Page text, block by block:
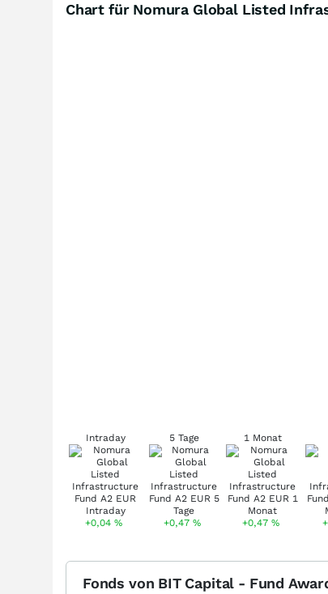
Chart für Nomura Global Listed
Intraday
+0,04%
5 Tage
+0,47%
1 Monat
+0,47%
Fonds von BIT Capital - Fund